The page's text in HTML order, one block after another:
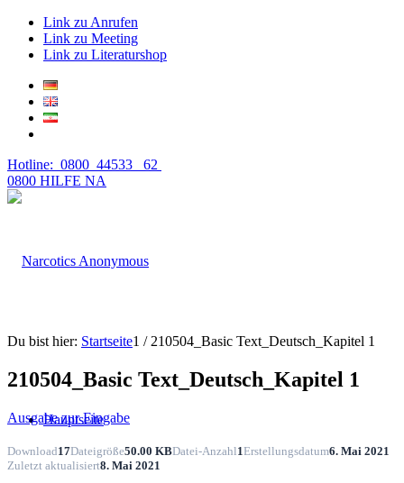
Link zu Anrufen
Link zu Meeting
Link zu Literaturshop
Hotline: 0800 44533 62
0800 HILFE NA
Hauptseite
Du bist hier: Startseite1 / 210504_Basic Text_Deutsch_Kapitel 1
210504_Basic Text_Deutsch_Kapitel 1
Ausgabe zur Eingabe
Download17Dateigröße50.00 KBDatei-Anzahl1Erstellungsdatum6. Mai 2021
Zuletzt aktualisiert8. Mai 2021